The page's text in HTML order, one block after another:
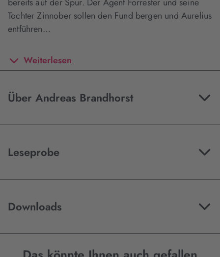
Tochter Zinnober sollen den Fund bergen und Aurelius
entführen…
Weiterlesen
Über Andreas Brandhorst
Leseprobe
Downloads